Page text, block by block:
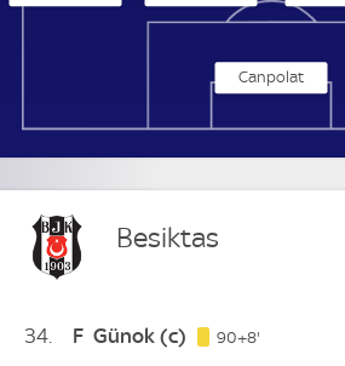
Canpolat
Besiktas
34 F Günok (c) 90+8'